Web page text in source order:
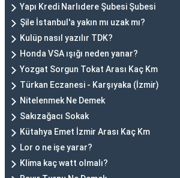
Yapı Kredi Narlıdere Şubesi Şubesi
Şile İstanbul'a yakın mı uzak mı?
Kulüp nasıl yazılır TDK?
Honda VSA ışığı neden yanar?
Yozgat Sorgun Tokat Arası Kaç Km
Türkan Eczanesi - Karşıyaka (İzmir)
Nitelenmek Ne Demek
Sakızağacı Sokak
Kütahya Emet İzmir Arası Kaç Km
Lor o ne işe yarar?
Klima kaç watt olmalı?